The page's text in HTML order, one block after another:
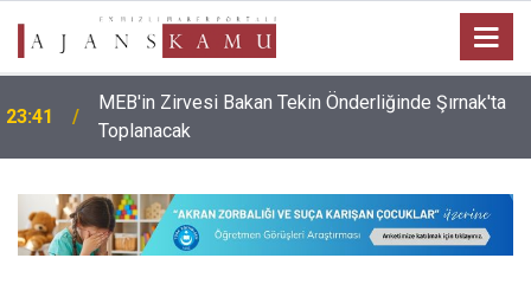
23:41
MEB'in Zirvesi Bakan Tekin Önderliğinde Şırnak'ta
Toplanacak